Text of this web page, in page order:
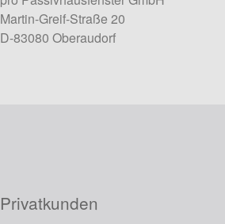
Martin-Greif-Straße 20
D-83080 Oberaudorf
Privatkunden